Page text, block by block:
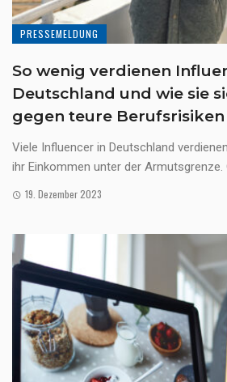
PRESSEMELDUNG
So wenig verdienen
Deutschland und wie sie
gegen teure
Viele Influencer in Deutschland
ihr Einkommen unter der Armutsgrenze.
19. Dezember 2023